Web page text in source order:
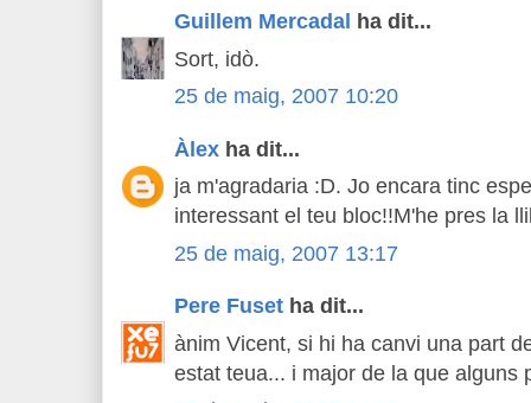
Guillem Mercadal
ha dit...
Sort, idò.
25 de maig, 2007 10:20
Àlex ha dit...
ja m'agradaria :D. Jo encara tinc
interessant el teu bloc!!M'he pres la
25 de maig, 2007 13:17
Pere Fuset ha dit...
ànim Vicent, si hi ha canvi una part
estat teua... i major de la que alguns